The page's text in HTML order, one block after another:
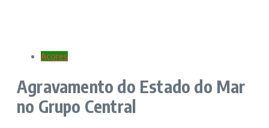
Açores
Agravamento do Estado do Mar
no Grupo Central